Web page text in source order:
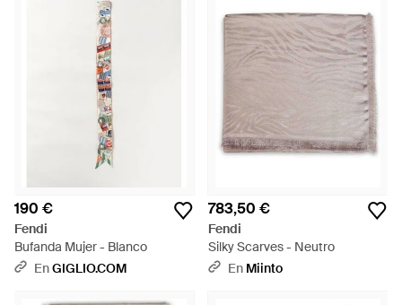
190 €
Fendi
Bufanda Mujer - Blanco
EnGIGLIO.COM
783,50 €
Fendi
Silky Scarves - Neutro
En Miinto